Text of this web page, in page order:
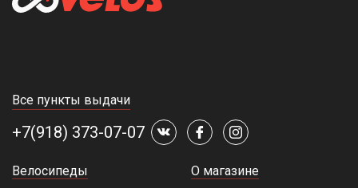
Все пункты выдачи
+7(918) 373-07-07
Велосипеды
О магазине